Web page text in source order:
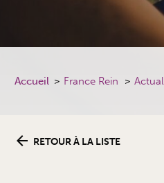
Accueil France Rein
RETOUR À LA LISTE